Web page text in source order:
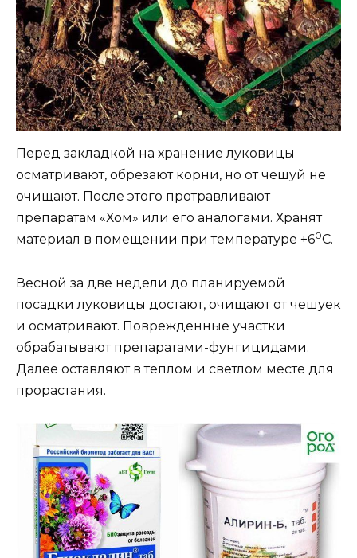
Перед закладкой на хранение луковицы
осматривают, обрезают корни, но от чешуй не
очищают. После этого протравливают
препаратам «Хом» или его аналогами. Хранят
материал в помещении при температуре +60С.
Весной за две недели до планируемой
посадки луковицы достают, очищают от чешуек
и осматривают. Поврежденные участки
обрабатывают препаратами-фунгицидами.
Далее оставляют в теплом и светлом месте для
прорастания.